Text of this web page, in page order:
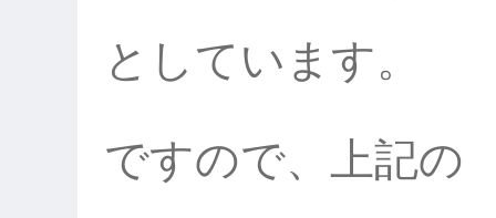
としています。
ですので、上記の